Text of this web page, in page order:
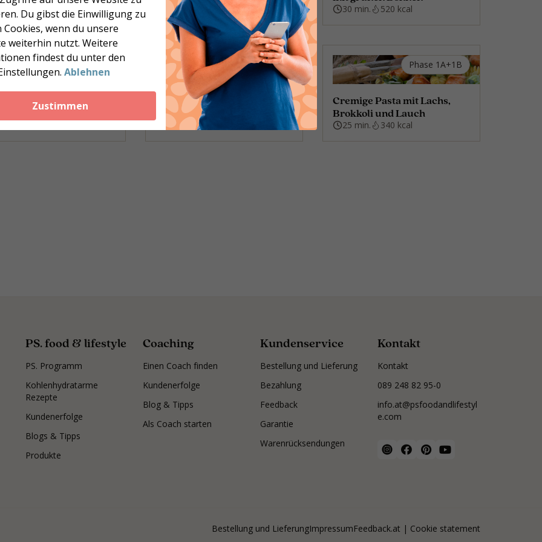
Du gibst die Einwilligung zu
Cookies, wenn du unsere
weiterhin nutzt. Weitere
findest du unter den
Ablehnen
Zustimmen
min. 10 min. 397 kcal 30 min. 520 kcal
Phase 1A+1B
mit Tzatziki
Phase 1A+1B
Mexikanischer Fischtaco
25 min.
Phase 1A+1B
Cremige Pasta mit Lachs,
Brokkoli und Lauch
25 min. 340 kcal
PS. food & lifestyle
PS. Programm
Kohlenhydratarme
Rezepte
Kundenerfolge
Blogs & Tipps
Produkte
Coaching
Einen Coach finden
Kundenerfolge
Blog & Tipps
Als Coach starten
Kundenservice
Bestellung und Lieferung
Bezahlung
Feedback
Garantie
Warenrücksendungen
Kontakt
Kontakt
089 248 82 95-0
info.at@psfoodandlifestyl
e.com
Bestellung und LieferungImpressumFeedback.at | Cookie statement